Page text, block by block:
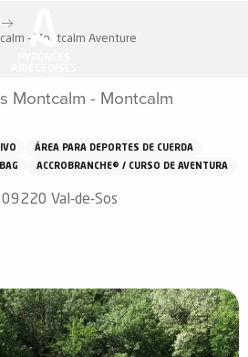
- Montcalm Aventure
Montcalm - Montcalm
ÁREA PARA DEPORTES DE CUERDA
ACCROBRANCHE® / CURSO DE AVENTURA
Val-de-Sos